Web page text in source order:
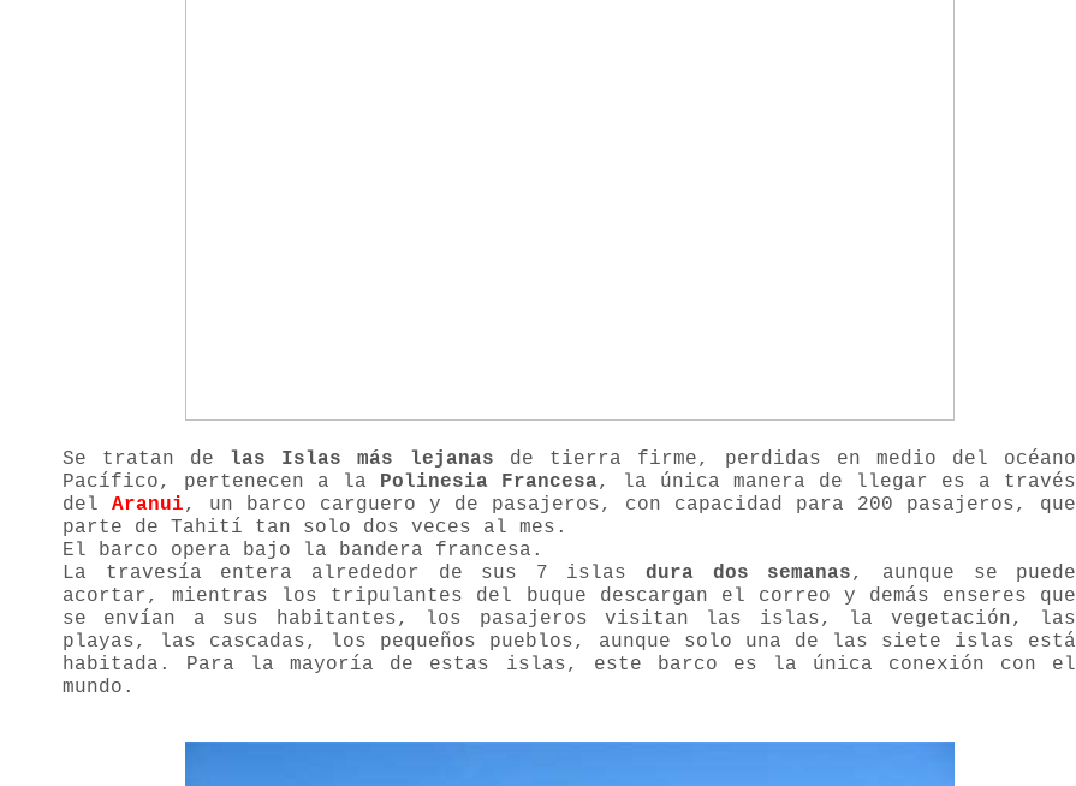
Se tratan de las Islas más lejanas de tierra firme, perdidas en medio del océano
Pacífico, pertenecen a la Polinesia Francesa, la única manera de llegar es a través
delAranui, un barco carguero y de pasajeros, con capacidad para 200 pasajeros, que
parte de Tahití tan solo dos veces al mes.
El barco opera bajo la bandera francesa.
La travesía entera alrededor de sus 7 islasdura dos semanas, aunque se puede
acortar, mientras los tripulantes del buque descargan el correo y demás enseres que
se envían a sus habitantes, los pasajeros visitan las islas, la vegetación, las
playas, las cascadas, los pequeños pueblos, aunque solo una de las siete islas está
habitada. Para la mayoría de estas islas, este barco es la única conexión con el
mundo.